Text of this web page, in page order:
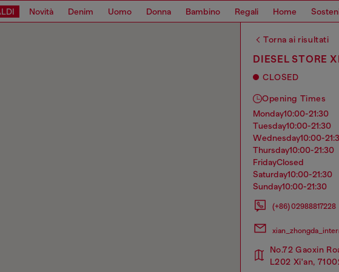
Novità Denim Uomo Donna Bambino Regali Home
Torna ai risultati
DIESEL STORE
CLOSED
Opening Times
monday10:00-21:30
tuesday10:00-21:30
wednesday10:00-
thursday10:00-21:30
fridayClosed
saturday10:00-21:30
sunday10:00-21:30
(+86) 02988817228
No.72 Gaoxin
L202 Xi'an,